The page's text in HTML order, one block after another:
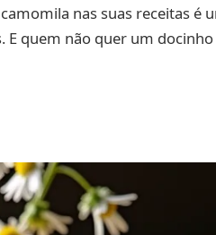
nas suas receitas é
quem não quer um